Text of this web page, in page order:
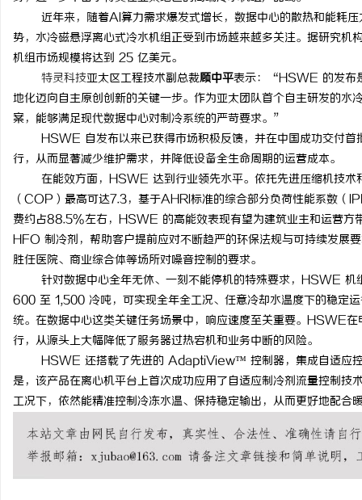
近年来，随着AI算力需求爆发式增长，数据中心的散热和能耗压
势，水冷磁悬浮离心式冷水机组正受到市场越来越多关注。据研
机组市场规模将达到 25 亿美元。
特灵科技亚太区工程技术副总裁顾中平表示：“HSWE 的发布
地化迈向自主原创创新的关键一步。作为亚太团队首个自主研发的
案，能够满足现代数据中心对制冷系统的严苛要求。”
HSWE 自发布以来已获得市场积极反馈，并在中国成功交付首
行，从而显著减少维护需求，并降低设备全生命周期的运营成本。
在能效方面，HSWE 达到行业领先水平。依托先进压缩机技术
（COP）最高可达7.3，基于AHRI标准的综合部分负荷性能系数（
费约占88.5%左右，HSWE 的高能效表现有望为建筑业主和运营方
HFO 制冷剂，帮助客户提前应对不断趋严的环保法规与可持续发
胜任医院、商业综合体等场所对噪音控制的要求。
针对数据中心全年无休、一刻不能停机的特殊要求，HSWE 机
600 至 1,500 冷吨，可实现全年全工况、任意冷却水温度下的稳定
统。在数据中心这类关键任务场景中，响应速度至关重要。HSWE
行，从源头上大幅降低了服务器过热宕机和业务中断的风险。
HSWE 还搭载了先进的 AdaptiView™ 控制器，集成自适应控
是，该产品在离心机平台上首次成功应用了自适应制冷剂流量控制
工况下，依然能精准控制冷冻水温、保持稳定输出，从而更好地配合